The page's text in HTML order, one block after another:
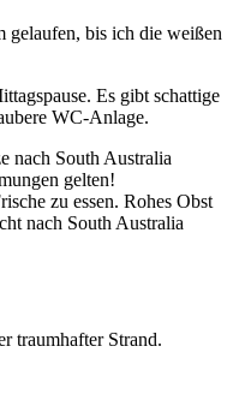
gelaufen, bis ich die weißen
Es gibt schattige
WC-Anlage.
nach South Australia
gelten!
zu essen. Rohes Obst
nach South Australia
traumhafter Strand.